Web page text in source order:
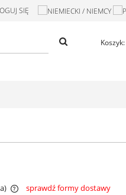
SIĘ
Koszyk:
sprawdź formy dostawy